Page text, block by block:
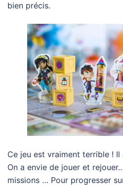
bien précis.
Ce jeu est vraiment terrible !
On a envie de jouer et
missions … Pour progresser